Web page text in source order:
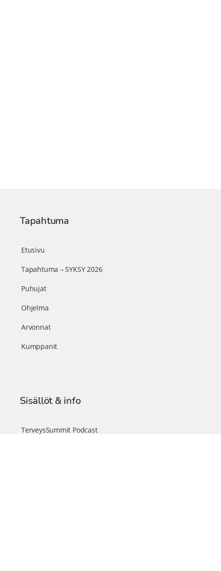
Tapahtuma
Etusivu
Tapahtuma – SYKSY 2026
Puhujat
Ohjelma
Arvonnat
Kumppanit
Sisällöt & info
TerveysSummit Podcast